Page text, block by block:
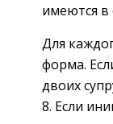
имеются в
Для
форма.
двоих
8. Если